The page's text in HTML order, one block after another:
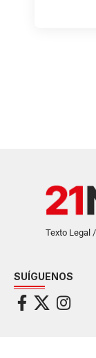
Texto Legal
SUÍGUENOS